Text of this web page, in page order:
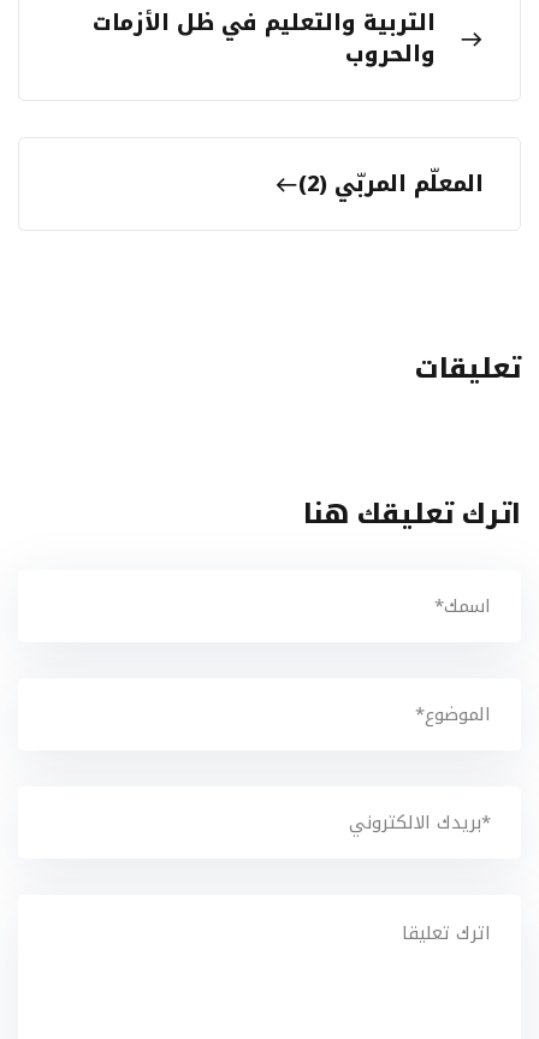
التربية والتعليم في ظل الأزمات
والحروب
المعلّم المربّي (2)
تعليقات
اترك تعليقك هنا